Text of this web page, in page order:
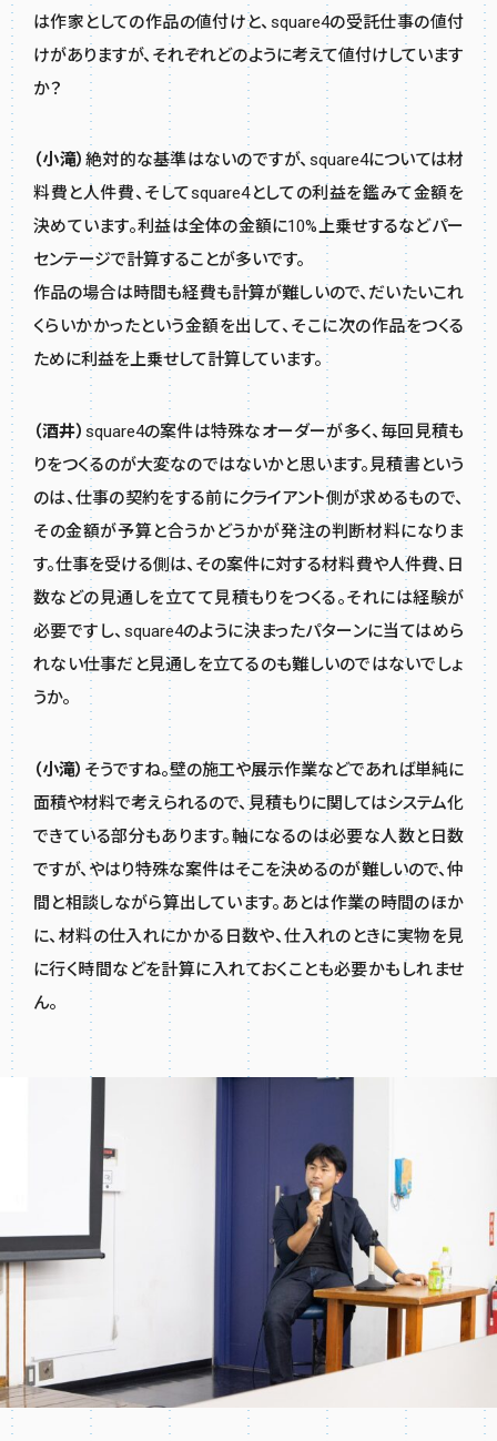
は作家としての作品の値付けと、square4の受託仕事の値付
けがありますが、それぞれどのように考えて値付けしています
か？
（小滝） 絶対的な基準はないのですが、square4については材
料費と人件費、そしてsquare4としての利益を鑑みて金額を
決めています。利益は全体の金額に10%上乗せするなどパー
センテージで計算することが多いです。
作品の場合は時間も経費も計算が難しいので、だいたいこれ
くらいかかったという金額を出して、そこに次の作品をつくる
ために利益を上乗せして計算しています。
（酒井） square4の案件は特殊なオーダーが多く、毎回見積も
りをつくるのが大変なのではないかと思います。見積書という
のは、仕事の契約をする前にクライアント側が求めるもので、
その金額が予算と合うかどうかが発注の判断材料になりま
す。仕事を受ける側は、その案件に対する材料費や人件費、日
数などの見通しを立てて見積もりをつくる。それには経験が
必要ですし、square4のように決まったパターンに当てはめら
れない仕事だと見通しを立てるのも難しいのではないでしょ
うか。
（小滝） そうですね。壁の施工や展示作業などであれば単純に
面積や材料で考えられるので、見積もりに関してはシステム化
できている部分もあります。軸になるのは必要な人数と日数
ですが、やはり特殊な案件はそこを決めるのが難しいので、仲
間と相談しながら算出しています。あとは作業の時間のほか
に、材料の仕入れにかかる日数や、仕入れのときに実物を見
に行く時間などを計算に入れておくことも必要かもしれませ
ん。